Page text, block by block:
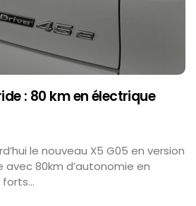
: 80 km en électrique
le nouveau X5 G05 en version
80km d’autonomie en